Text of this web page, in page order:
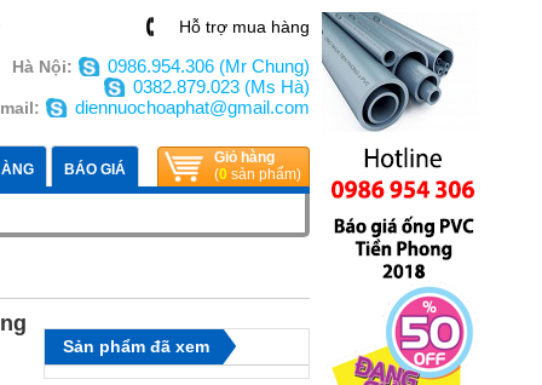
Hỗ trợ mua hàng
Hà Nội:
0986.954.306 (Mr Chung)
0382.879.023 (Ms Hà)
diennuochoaphat@gmail.com
BÁO GIÁ
Giỏ hàng
(0 sản phẩm)
Sản phẩm đã xem